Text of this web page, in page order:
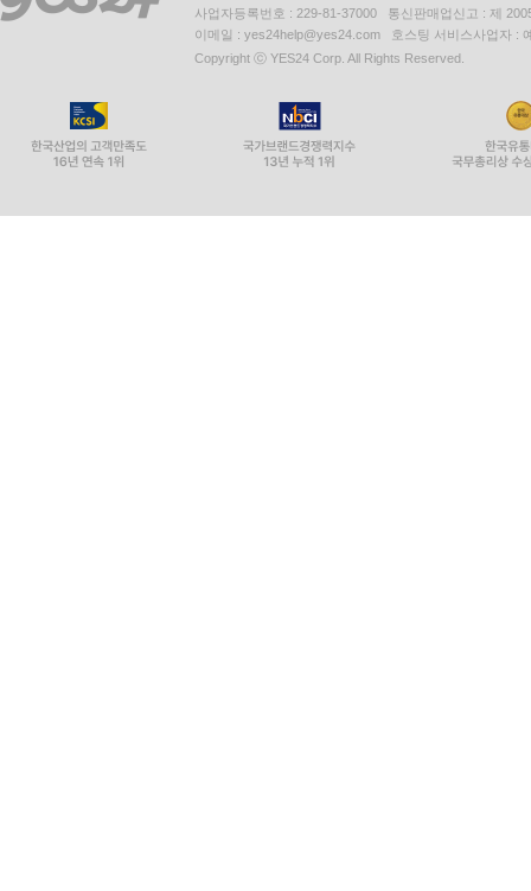
사업자등록번호 : 229-81-37000 통신판매업신고 : 제
이메일 : yes24help@yes24.com 호스팅 서비스사업자 :
Copyright ⓒ YES24 Corp. All Rights Reserved.